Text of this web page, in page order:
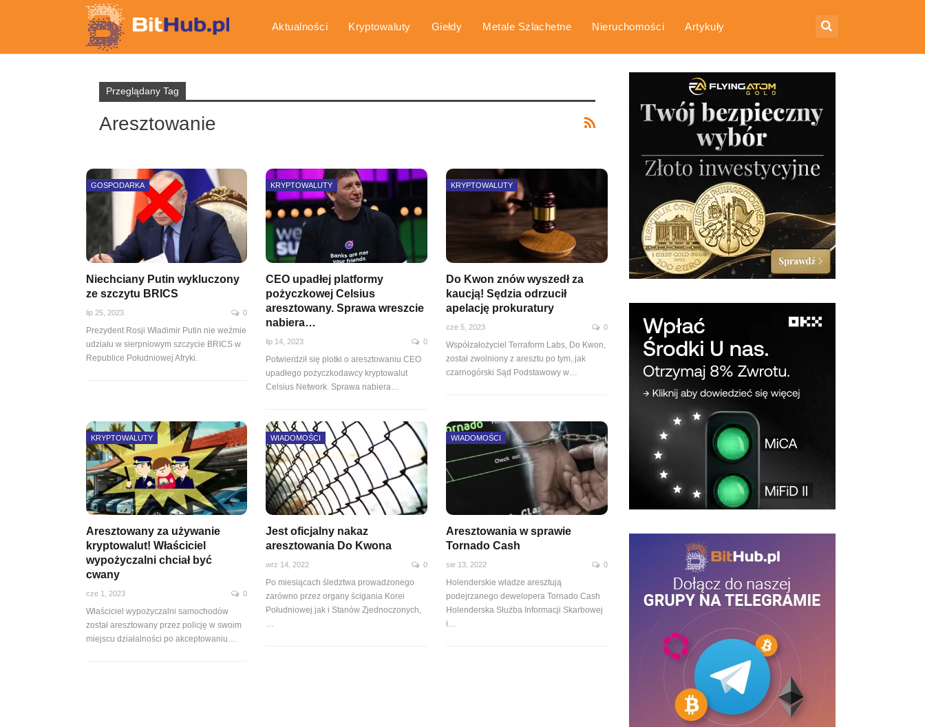
Aktualności Kryptowaluty Giełdy Metale Szlachetne Nieruchomości Artykuły
Przeglądany Tag
Aresztowanie
GOSPODARKA
Niechciany Putin wykluczony
ze szczytu BRICS
lip 25, 2023 0
Prezydent Rosji Władimir Putin nie weźmie
udziału w sierpniowym szczycie BRICS w
Republice Południowej Afryki.
KRYPTOWALUTY
CEO upadłej platformy
pożyczkowej Celsius
aresztowany. Sprawa wreszcie
nabiera…
lip 14, 2023 0
Potwierdził się plotki o aresztowaniu CEO
upadłego pożyczkodawcy kryptowalut
Celsius Network. Sprawa nabiera…
KRYPTOWALUTY
Do Kwon znów wyszedł za
kaucją! Sędzia odrzucił
apelację prokuratury
cze 5, 2023 0
Współzałożyciel Terraform Labs, Do Kwon,
został zwolniony z aresztu po tym, jak
czarnogórski Sąd Podstawowy w
KRYPTOWALUTY
Aresztowany za używanie
kryptowalut! Właściciel
wypożyczalni chciał być
cwany
cze 1, 2023 0
Właściciel wypożyczalni samochodów
został aresztowany przez policję w swoim
miejscu działalności po akceptowaniu…
WIADOMOŚCI
Jest oficjalny nakaz
aresztowania Do Kwona
wrz 14, 2022 0
Po miesiącach śledztwa prowadzonego
zarówno przez organy ścigania Korei
Południowej jak i Stanów Zjednoczonych,
…
WIADOMOŚCI
Aresztowania w sprawie
Tornado Cash
sie 13, 2022 0
Holenderskie władze aresztują
podejrzanego dewelopera Tornado Cash
Holenderska Służba Informacji Skarbowej
i…